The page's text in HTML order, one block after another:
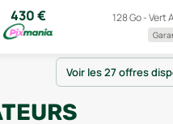
430€ 128 Go - Vert
Voir les 27 offres